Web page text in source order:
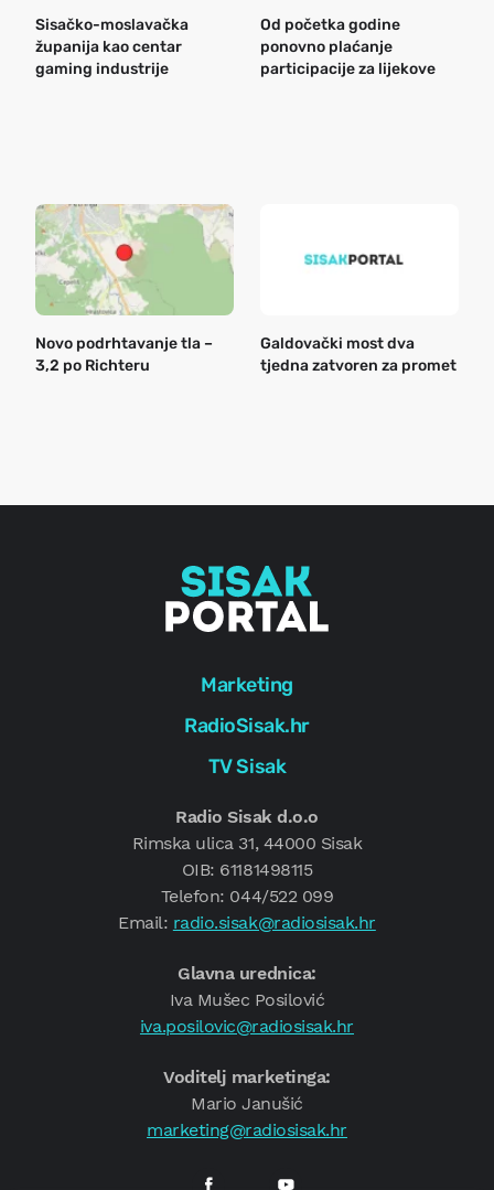
Sisačko-moslavačka
županija kao centar
gaming industrije
Od početka godine
ponovno plaćanje
participacije za lijekove
Novo podrhtavanje tla –
3,2 po Richteru
Galdovački most dva
tjedna zatvoren za promet
Marketing
RadioSisak.hr
TV Sisak
Radio Sisak d.o.o
Rimska ulica 31, 44000 Sisak
OIB: 61181498115
Telefon: 044/522 099
Email: radio.sisak@radiosisak.hr
Glavna urednica:
Iva Mušec Posilović
iva.posilovic@radiosisak.hr
Voditelj marketinga:
Mario Janušić
marketing@radiosisak.hr